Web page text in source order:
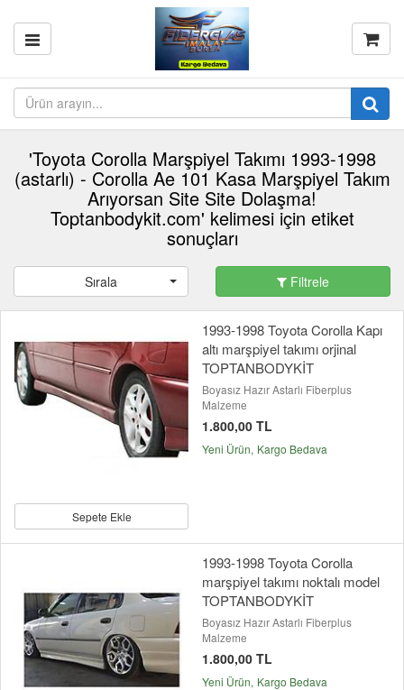
'Toyota Corolla Marşpiyel Takımı 1993-1998
(astarlı) - Corolla Ae 101 Kasa Marşpiyel Takım
Arıyorsan Site Site Dolaşma!
Toptanbodykit.com' kelimesi için etiket
sonuçları
Sırala Filtrele
Sepete Ekle
1993-1998 Toyota Corolla Kapı
altı marşpiyel takımı orjinal
TOPTANBODYKİT
Boyasız Hazır Astarlı Fiberplus
Malzeme
1.800,00 TL
Yeni Ürün Kargo Bedava
1993-1998 Toyota Corolla
marşpiyel takımı noktalı model
TOPTANBODYKİT
Boyasız Hazır Astarlı Fiberplus
Malzeme
1.800,00 TL
Yeni Ürün Kargo Bedava